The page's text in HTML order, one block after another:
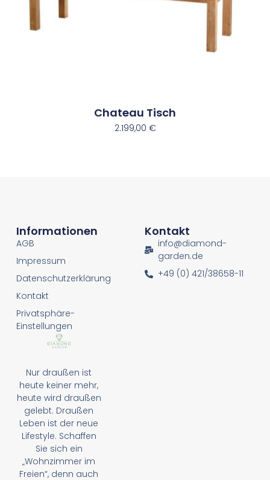
Chateau Tisch
2.199,00 €
Nur draußen ist
heute keiner mehr,
heute wird draußen
gelebt. Draußen
Leben ist der neue
Lifestyle. Schaffen
Sie sich ein
„Wohnzimmer im
Freien“, denn auch
Informationen
AGB
Impressum
Datenschutzerklärung
Kontakt
Privatsphäre-
Einstellungen
Kontakt
info@diamond-
garden.de
+49 (0) 421/38658-11